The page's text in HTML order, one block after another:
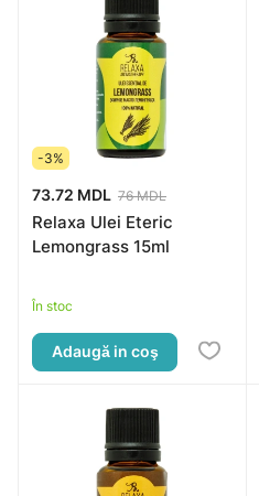
-3%
73.72 MDL 76 MDL
Relaxa Ulei Eteric
Lemongrass 15ml
În stoc
Adaugă in coş